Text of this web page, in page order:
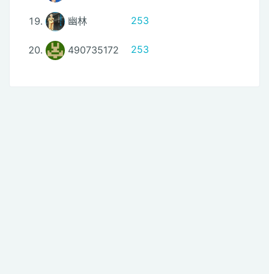
幽林 253
490735172 253